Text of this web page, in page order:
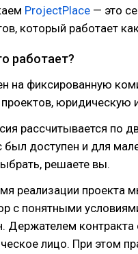
ProjectPlace — это
который работает
работает?
на фиксированную
юридическую
рассчитывается по
был доступен и для
решаете вы.
реализации проекта
с понятными
Держателем
лицо. При этом